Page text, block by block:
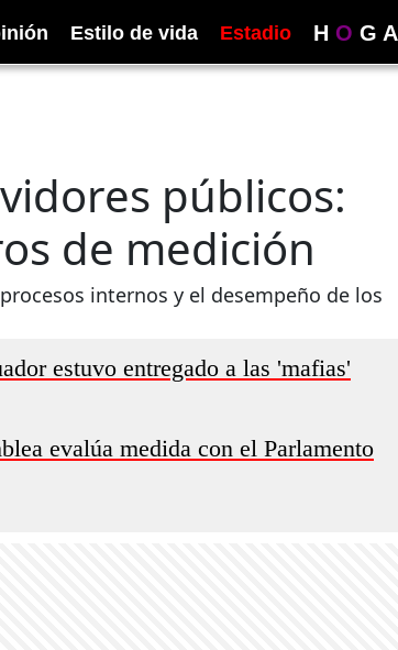
Estilo de vida Estadio H O G A
públicos:
de medición
internos y el desempeño de los
estuvo entregado a las 'mafias'
evalúa medida con el Parlamento